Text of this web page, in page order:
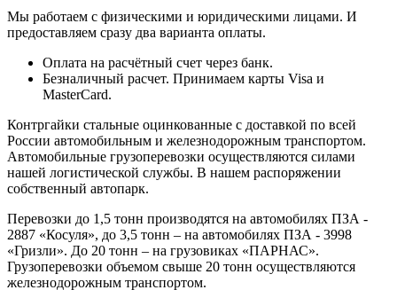
Мы работаем с физическими и юридическими лицами. И
предоставляем сразу два варианта оплаты.
Оплата на расчётный счет через банк.
Безналичный расчет. Принимаем карты Visa и
MasterCard.
Контргайки стальные оцинкованные с доставкой по всей
России автомобильным и железнодорожным транспортом.
Автомобильные грузоперевозки осуществляются силами
нашей логистической службы. В нашем распоряжении
собственный автопарк.
Перевозки до 1,5 тонн производятся на автомобилях ПЗА -
2887 «Косуля», до 3,5 тонн – на автомобилях ПЗА - 3998
«Гризли». До 20 тонн – на грузовиках «ПАРНАС».
Грузоперевозки объемом свыше 20 тонн осуществляются
железнодорожным транспортом.